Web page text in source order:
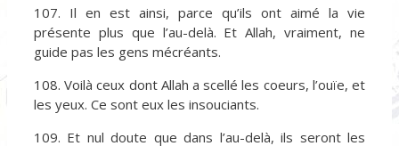
107. Il en est ainsi, parce qu’ils ont aimé la vie
présente plus que l’au-delà. Et Allah, vraiment, ne
guide pas les gens mécréants.
108. Voilà ceux dont Allah a scellé les coeurs, l’ouïe, et
les yeux. Ce sont eux les insouciants.
109. Et nul doute que dans l’au-delà, ils seront les